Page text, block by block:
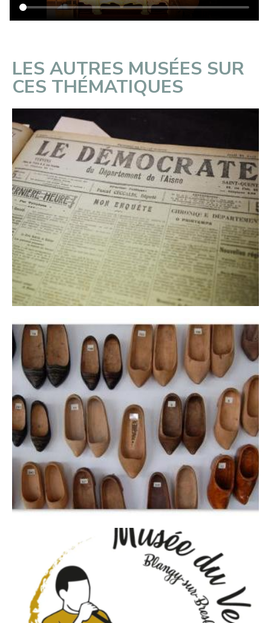
LES AUTRES MUSÉES SUR
CES THÉMATIQUES